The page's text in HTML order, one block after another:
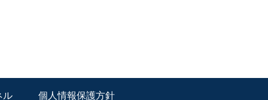
ル 個人情報保護方針